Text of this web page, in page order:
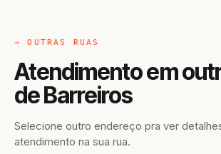
→ OUTRAS RUAS
Atendimento em
de Barreiros
Selecione outro endereço pra ver
atendimento na sua rua.